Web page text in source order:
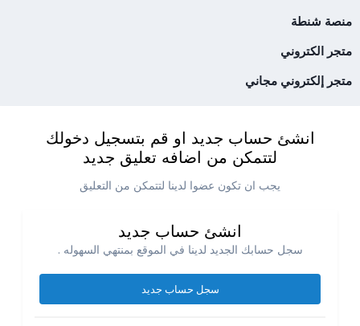
منصة شنطة
متجر الكتروني
متجر إلكتروني مجاني
انشئ حساب جديد او قم بتسجيل دخولك
لتتمكن من اضافه تعليق جديد
يجب ان تكون عضوا لدينا لتتمكن من التعليق
انشئ حساب جديد
سجل حسابك الجديد لدينا في الموقع بمنتهي السهوله .
سجل حساب جديد